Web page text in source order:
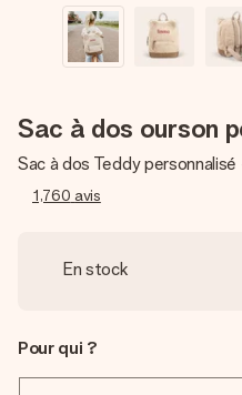
Sac à dos ourson
Sac à dos Teddy
1,760 avis
En stock
Pour qui ?